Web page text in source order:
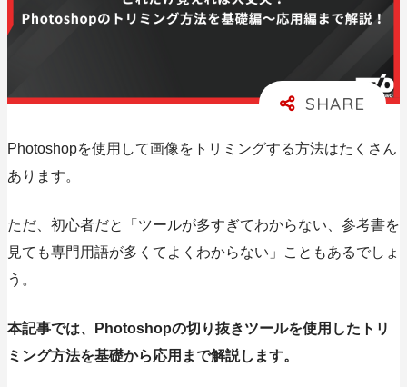
Photoshopを使用して画像をトリミングする方法はたくさん
あります。
ただ、初心者だと「ツールが多すぎてわからない、参考書を
見ても専門用語が多くてよくわからない」こともあるでしょ
う。
本記事では、Photoshopの切り抜きツールを使用したトリ
ミング方法を基礎から応用まで解説します。